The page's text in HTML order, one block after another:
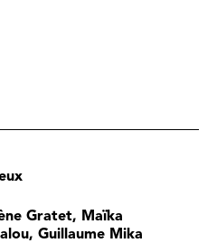
Gratet, Maïka
Guillaume Mika